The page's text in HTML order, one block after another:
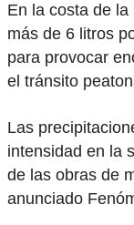
En la costa de
más de 6 litros
para provocar
el tránsito
Las
intensidad en la
de las obras de
anunciado